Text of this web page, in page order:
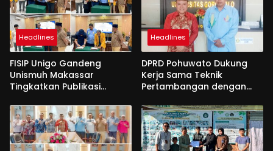
Headlines
FISIP Unigo Gandeng
Unismuh Makassar
Tingkatkan Publikasi
Headlines
DPRD Pohuwato Dukung
Kerja Sama Teknik
Pertambangan dengan